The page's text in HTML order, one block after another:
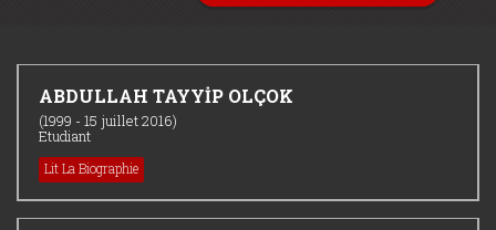
ABDULLAH TAYYİP OLÇOK
(1999 - 15 juillet 2016)
Etudiant
Lit La Biographie